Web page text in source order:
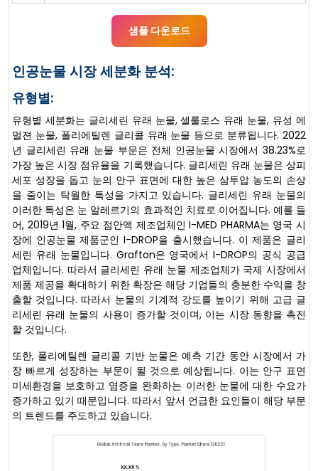
샘플 다운로드
인공눈물 시장 세분화 분석:
유형별:
유형별 세분화는 글리세린 유래 눈물, 셀룰로스 유래 눈물, 유성 에
멀젼 눈물, 폴리에틸렌 글리콜 유래 눈물 등으로 분류됩니다. 2022
년 글리세린 유래 눈물 부문은 전체 인공눈물 시장에서 38.23%로
가장 높은 시장 점유율을 기록했습니다. 글리세린 유래 눈물은 상피
세포 성장을 돕고 눈의 안구 표면에 대한 높은 삼투압 농도의 손상
을 줄이는 탁월한 특성을 가지고 있습니다. 글리세린 유래 눈물의
이러한 특성은 눈 알레르기의 효과적인 치료로 이어집니다. 예를 들
어, 2019년 1월, 주요 점안액 제조업체인 I-MED PHARMA는 영국 시
장에 인공눈물 제품군인 I-DROP을 출시했습니다. 이 제품은 글리
세린 유래 눈물입니다. Grafton은 영국에서 I-DROP의 공식 공급
업체입니다. 따라서 글리세린 유래 눈물 제조업체가 국제 시장에서
제품 제공을 확대하기 위한 확장은 해당 기업들의 충분한 수익을 창
출할 것입니다. 따라서 눈물의 기계적 강도를 높이기 위해 고급 글
리세린 유래 눈물의 사용이 증가할 것이며, 이는 시장 동향을 촉진
할 것입니다.
또한, 폴리에틸렌 글리콜 기반 눈물은 예측 기간 동안 시장에서 가
장 빠르게 성장하는 부문이 될 것으로 예상됩니다. 이는 안구 표면
미세환경을 보호하고 염증을 완화하는 이러한 눈물에 대한 수요가
증가하고 있기 때문입니다. 따라서 앞서 언급한 요인들이 해당 부문
의 트렌드를 주도하고 있습니다.